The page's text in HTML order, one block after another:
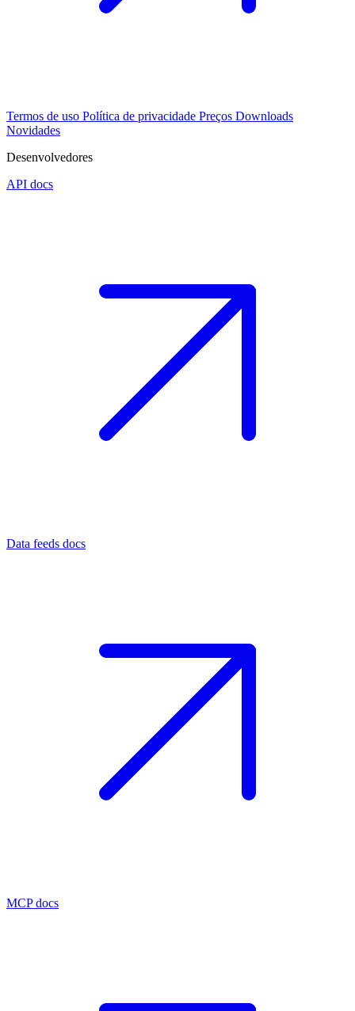
Termos de uso Política de privacidade Preços Downloads
Novidades
Desenvolvedores
API docs
Data feeds docs
MCP docs